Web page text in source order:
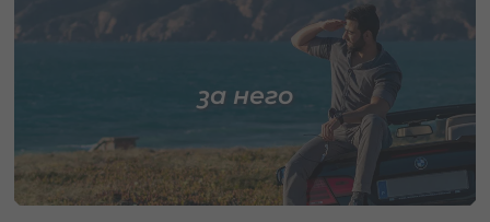
за него